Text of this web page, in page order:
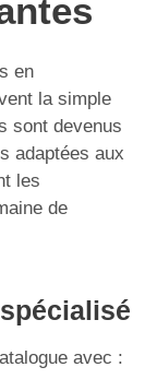
en
la simple
sont devenus
adaptées aux
les
de
avec :